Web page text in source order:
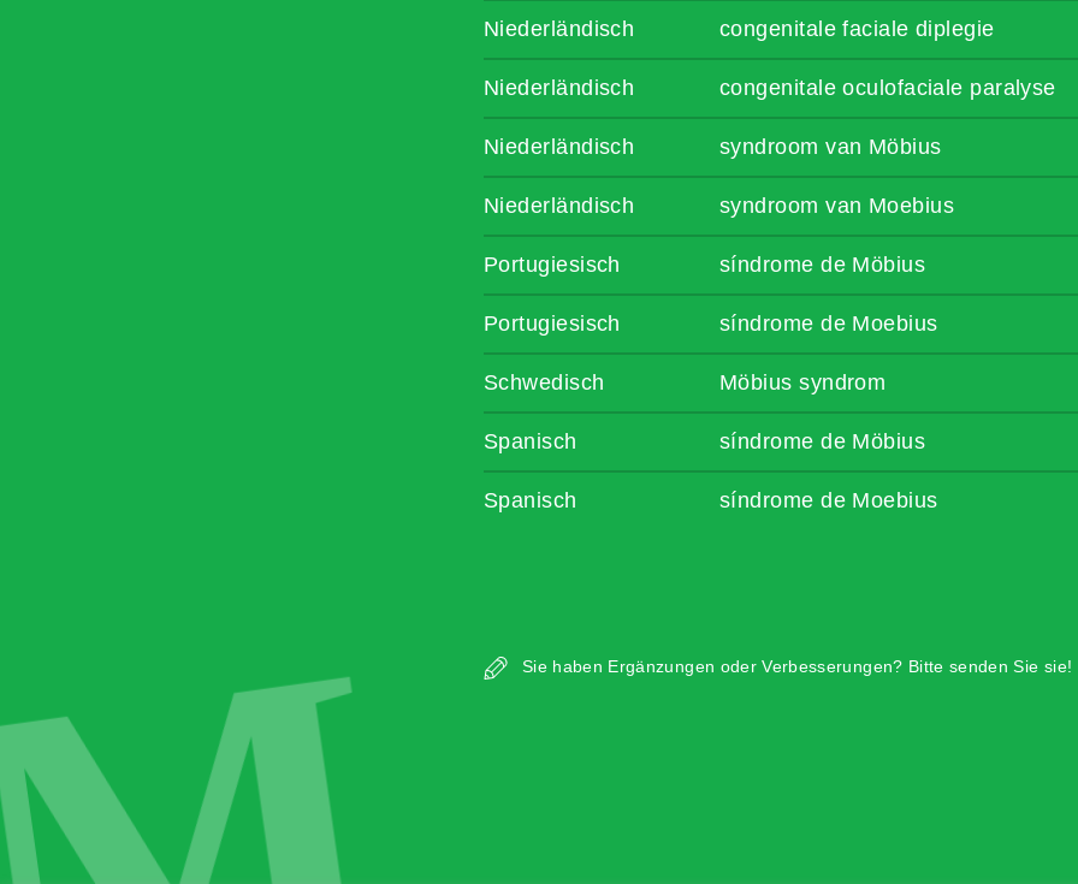
Niederländisch congenitale faciale diplegie
Niederländisch congenitale oculofaciale paralyse
Niederländisch syndroom van Möbius
Niederländisch syndroom van Moebius
Portugiesisch síndrome de Möbius
Portugiesisch síndrome de Moebius
Schwedisch Möbius syndrom
Spanisch síndrome de Möbius
Spanisch síndrome de Moebius
Sie haben Ergänzungen oder Verbesserungen? Bitte senden Sie sie!